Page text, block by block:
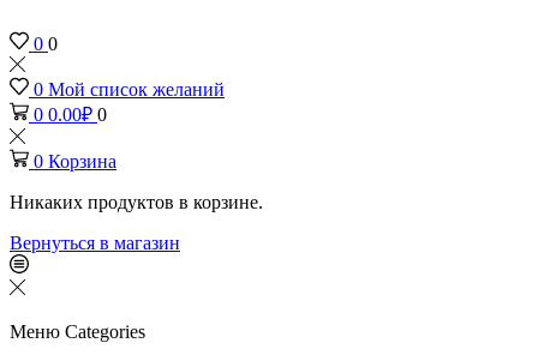
0 0
0 Мой список желаний
0 0.00₽ 0
0 Корзина
Никаких продуктов в корзине.
Вернуться в магазин
Меню Categories